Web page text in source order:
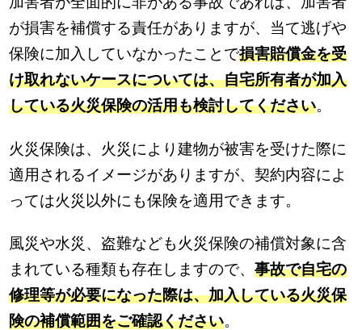
が損害を補償する責任がありますが、当て逃げや
保険に加入していなかったことで損害賠償金を受
け取れないケースについては、自宅所有者が加入
している火災保険の活用も検討してください。
火災保険は、火災により建物が被害を受けた際に
適用されるイメージがありますが、契約内容によ
っては火災以外にも保険を適用できます。
風災や水災、盗難なども火災保険の補償対象に含
まれている種類も存在しますので、事故で自宅の
修理等が必要になった際は、加入している火災保
険の補償範囲をご確認ください。